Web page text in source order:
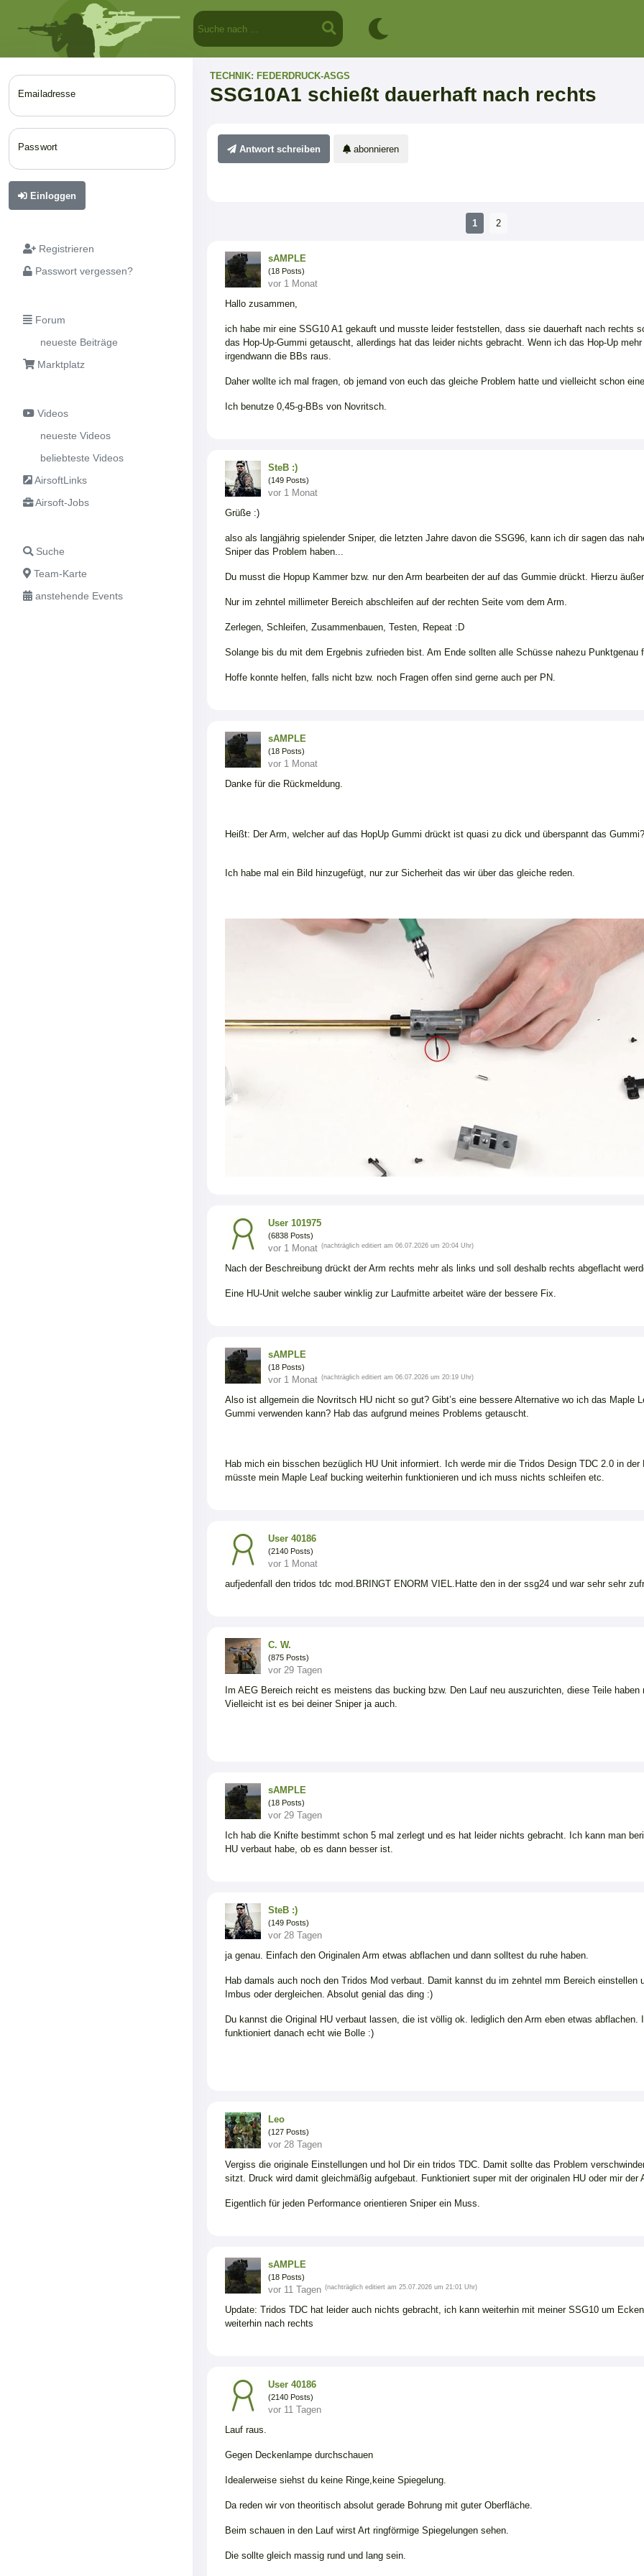
Emailadresse
Passwort
Einloggen
Registrieren
Passwort vergessen?
Forum
neueste Beiträge
Marktplatz
Videos
neueste Videos
beliebteste Videos
AirsoftLinks
Airsoft-Jobs
Suche
Team-Karte
anstehende Events
TECHNIK: FEDERDRUCK-ASGS
SSG10A1 schießt dauerhaft nach rechts
Antwort schreiben abonnieren
1 2
sAMPLE
(18 Posts)
vor 1 Monat
Hallo zusammen,
ich habe mir eine SSG10 A1 gekauft und musste leider feststellen, dass sie dauerhaft nach rechts
das Hop-Up-Gummi getauscht, allerdings hat das leider nichts gebracht. Wenn ich das Hop-Up
irgendwann die BBs raus.
Daher wollte ich mal fragen, ob jemand von euch das gleiche Problem hatte und vielleicht schon
Ich benutze 0,45-g-BBs von Novritsch.
SteB :)
(149 Posts)
vor 1 Monat
Grüße :)
also als langjährig spielender Sniper, die letzten Jahre davon die SSG96, kann ich dir sagen das
Sniper das Problem haben...
Du musst die Hopup Kammer bzw. nur den Arm bearbeiten der auf das Gummie drückt. Hierzu
Nur im zehntel millimeter Bereich abschleifen auf der rechten Seite vom dem Arm.
Zerlegen, Schleifen, Zusammenbauen, Testen, Repeat :D
Solange bis du mit dem Ergebnis zufrieden bist. Am Ende sollten alle Schüsse nahezu Punktgenau
Hoffe konnte helfen, falls nicht bzw. noch Fragen offen sind gerne auch per PN.
sAMPLE
(18 Posts)
vor 1 Monat
Danke für die Rückmeldung.
Heißt: Der Arm, welcher auf das HopUp Gummi drückt ist quasi zu dick und überspannt das Gummi?
Ich habe mal ein Bild hinzugefügt, nur zur Sicherheit das wir über das gleiche reden.
User 101975
(6838 Posts)
vor 1 Monat (nachträglich editiert am 06.07.2026 um 20:04 Uhr)
Nach der Beschreibung drückt der Arm rechts mehr als links und soll deshalb rechts abgeflacht
Eine HU-Unit welche sauber winklig zur Laufmitte arbeitet wäre der bessere Fix.
sAMPLE
(18 Posts)
vor 1 Monat (nachträglich editiert am 06.07.2026 um 20:19 Uhr)
Also ist allgemein die Novritsch HU nicht so gut? Gibt’s eine bessere Alternative wo ich das Maple
Gummi verwenden kann? Hab das aufgrund meines Problems getauscht.
Hab mich ein bisschen bezüglich HU Unit informiert. Ich werde mir die Tridos Design TDC 2.0 in der
müsste mein Maple Leaf bucking weiterhin funktionieren und ich muss nichts schleifen etc.
User 40186
(2140 Posts)
vor 1 Monat
aufjedenfall den tridos tdc mod.BRINGT ENORM VIEL.Hatte den in der ssg24 und war sehr sehr
C. W.
(875 Posts)
vor 29 Tagen
Im AEG Bereich reicht es meistens das bucking bzw. Den Lauf neu auszurichten, diese Teile
Vielleicht ist es bei deiner Sniper ja auch.
sAMPLE
(18 Posts)
vor 29 Tagen
Ich hab die Knifte bestimmt schon 5 mal zerlegt und es hat leider nichts gebracht. Ich kann man
HU verbaut habe, ob es dann besser ist.
SteB :)
(149 Posts)
vor 28 Tagen
ja genau. Einfach den Originalen Arm etwas abflachen und dann solltest du ruhe haben.
Hab damals auch noch den Tridos Mod verbaut. Damit kannst du im zehntel mm Bereich einstellen
Imbus oder dergleichen. Absolut genial das ding :)
Du kannst die Original HU verbaut lassen, die ist völlig ok. lediglich den Arm eben etwas abflachen.
funktioniert danach echt wie Bolle :)
Leo
(127 Posts)
vor 28 Tagen
Vergiss die originale Einstellungen und hol Dir ein tridos TDC. Damit sollte das Problem
sitzt. Druck wird damit gleichmäßig aufgebaut. Funktioniert super mit der originalen HU oder mir der
Eigentlich für jeden Performance orientieren Sniper ein Muss.
sAMPLE
(18 Posts)
vor 11 Tagen (nachträglich editiert am 25.07.2026 um 21:01 Uhr)
Update: Tridos TDC hat leider auch nichts gebracht, ich kann weiterhin mit meiner SSG10 um
weiterhin nach rechts
User 40186
(2140 Posts)
vor 11 Tagen
Lauf raus.
Gegen Deckenlampe durchschauen
Idealerweise siehst du keine Ringe,keine Spiegelung.
Da reden wir von theoritisch absolut gerade Bohrung mit guter Oberfläche.
Beim schauen in den Lauf wirst Art ringförmige Spiegelungen sehen.
Die sollte gleich massig rund und lang sein.